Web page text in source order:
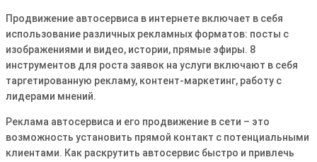
Продвижение автосервиса в интернете включает в себя
использование различных рекламных форматов: посты с
изображениями и видео, истории, прямые эфиры. 8
инструментов для роста заявок на услуги включают в себя
таргетированную рекламу, контент-маркетинг, работу с
лидерами мнений.
Реклама автосервиса и его продвижение в сети – это
возможность установить прямой контакт с потенциальными
клиентами. Как раскрутить автосервис быстро и привлечь